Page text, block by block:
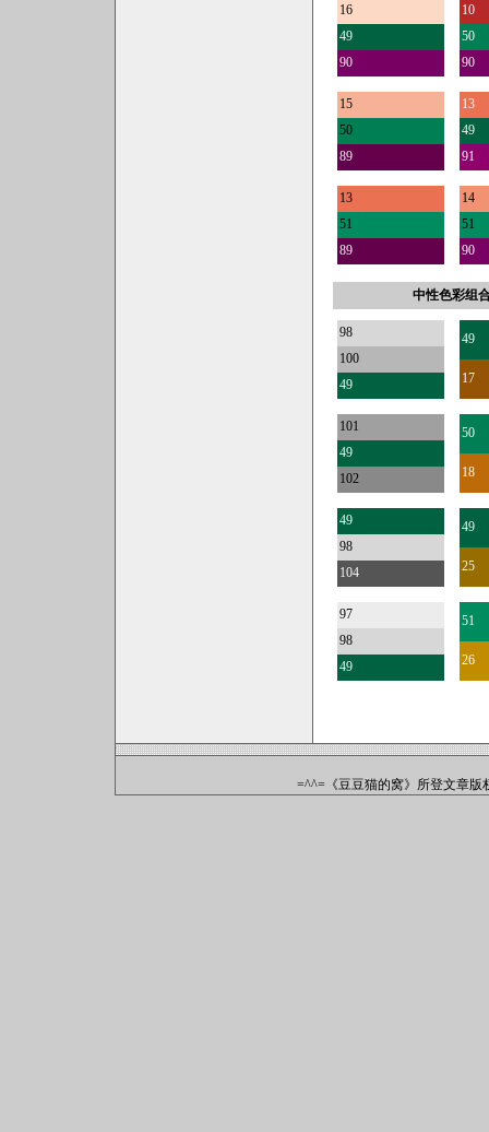
16
49
90
10
50
90
15
50
89
13
49
91
13
51
89
14
51
90
中性色彩组
98
100
49
49
17
101
49
102
50
18
49
98
104
49
25
97
98
49
51
26
=^^=《豆豆猫的窝》所登文章版